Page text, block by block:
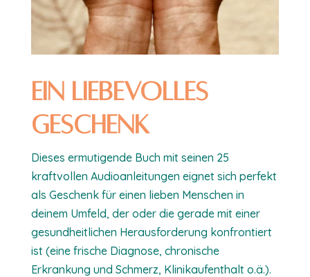
Ein liebevolles
Geschenk
Dieses ermutigende Buch mit seinen 25
kraftvollen Audioanleitungen eignet sich perfekt
als Geschenk für einen lieben Menschen in
deinem Umfeld, der oder die gerade mit einer
gesundheitlichen Herausforderung konfrontiert
ist (eine frische Diagnose, chronische
Erkrankung und Schmerz, Klinikaufenthalt o.ä.).